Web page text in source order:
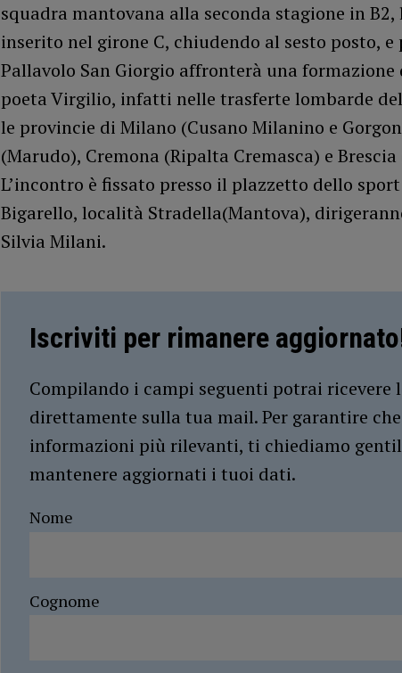
squadra mantovana alla seconda stagione in B2,
inserito nel girone C, chiudendo al sesto posto,
Pallavolo San Giorgio affronterà una
poeta Virgilio, infatti nelle trasferte lombarde
le provincie di Milano (Cusano Milanino e
(Marudo), Cremona (Ripalta Cremasca) e Brescia
L’incontro è fissato presso il plazzetto dello
Bigarello, località Stradella(Mantova),
Silvia Milani.
Iscriviti per rimanere
Compilando i campi seguenti potrai ricevere
direttamente sulla tua mail. Per garantire
informazioni più rilevanti, ti chiediamo
mantenere aggiornati i tuoi dati.
Nome
Cognome